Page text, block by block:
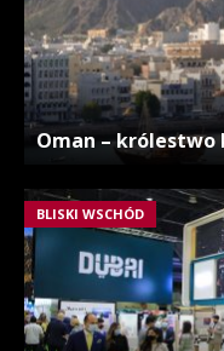
Oman – królestwo
BLISKI WSCHÓD